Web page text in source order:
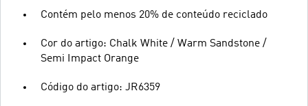
Contém pelo menos 20% de conteúdo reciclado
Cor do artigo: Chalk White / Warm Sandstone /
Semi Impact Orange
Código do artigo: JR6359